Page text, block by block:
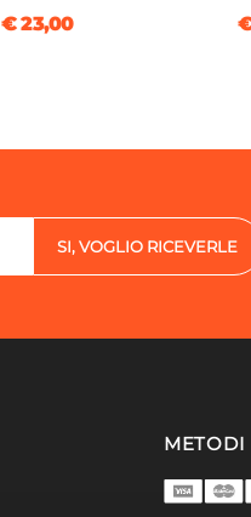
€ 23,00
SI, VOGLIO RICEVERLE
METODI